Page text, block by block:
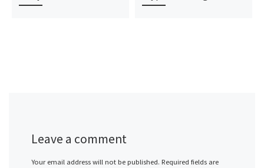
Leave a comment
Your email address will not be published. Required fields are